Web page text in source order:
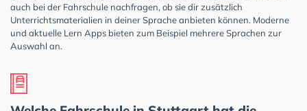
auch bei der Fahrschule nachfragen, ob sie dir zusätzlich
Unterrichtsmaterialien in deiner Sprache anbieten können. Moderne
und aktuelle Lern Apps bieten zum Beispiel mehrere Sprachen zur
Auswahl an.